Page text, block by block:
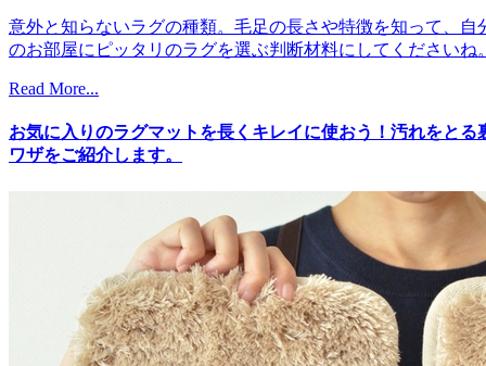
意外と知らないラグの種類。毛足の長さや特徴を知って、自
のお部屋にピッタリのラグを選ぶ判断材料にしてくださいね
Read More...
お気に入りのラグマットを長くキレイに使おう！汚れをとる
ワザをご紹介します。